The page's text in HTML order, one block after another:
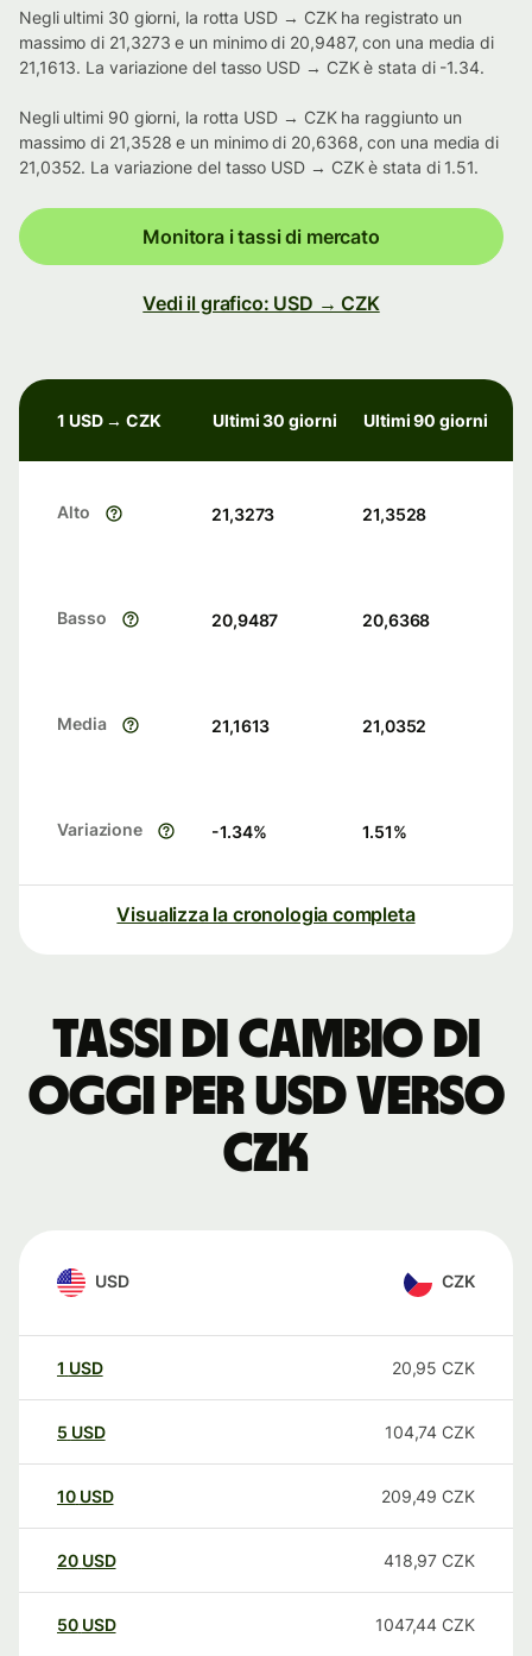
Negli ultimi 30 giorni, la rotta USD → CZK ha registrato un
massimo di 21,3273 e un minimo di 20,9487, con una media di
21,1613. La variazione del tasso USD → CZK è stata di -1.34.
Negli ultimi 90 giorni, la rotta USD → CZK ha raggiunto un
massimo di 21,3528 e un minimo di 20,6368, con una media di
21,0352. La variazione del tasso USD → CZK è stata di 1.51.
Monitora i tassi di mercato
Vedi il grafico: USD → CZK
1 USD → CZK Ultimi 30 giorni Ultimi 90 giorni
Alto 21,3273 21,3528
Basso 20,9487 20,6368
Media 21,1613 21,0352
Variazione -1.34% 1.51%
Visualizza la cronologia completa
Tassi di cambio di
oggi per USD verso
CZK
USD CZK
1 USD 20,95 CZK
5 USD 104,74 CZK
10 USD 209,49 CZK
20 USD 418,97 CZK
50 USD 1047,44 CZK